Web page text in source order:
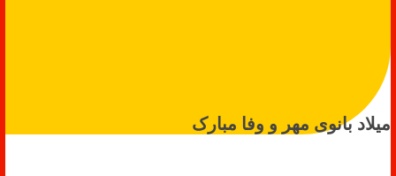
میلاد بانوی مهر و وفا مبارک